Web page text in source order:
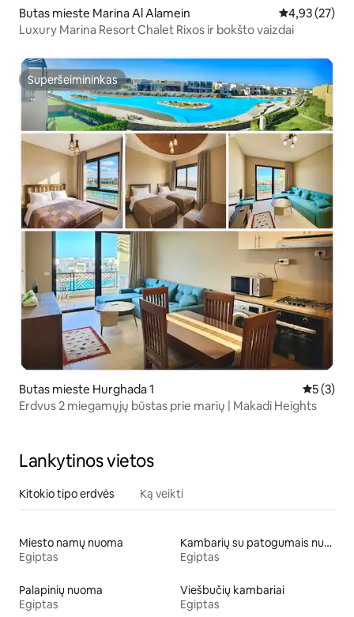
Butas mieste Marina Al Alamein Vidutinis
4,93 (27)
Luxury Marina Resort Chalet Rixos ir bokšto vaizdai
Superšeimininkas
Superšeimininkas
Butas mieste Hurghada 1 Vidutinis
5 (3)
Erdvus 2 miegamųjų būstas prie marių | Makadi Heights
Lankytinos vietos
Kitokio tipo erdvės Ką veikti
Miesto namų nuoma
Egiptas
Kambarių su patogumais nuoma
Egiptas
Palapinių nuoma
Egiptas
Viešbučių kambariai
Egiptas